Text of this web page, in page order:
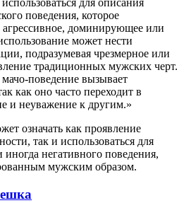
поведения, которое
агрессивное, доминирующее или
может нести
подразумевая чрезмерное или
традиционных мужских черт.
поведение вызывает
как оно часто переходит в
и неуважение к другим.»
означать как проявление
так и использоваться для
негативного поведения,
мужским образом.